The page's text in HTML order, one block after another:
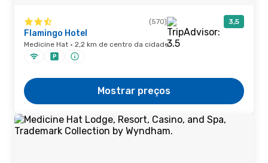
(570) 3,5
Flamingo Hotel
Medicine Hat · 2,2 km de centro da cidade
Mostrar preços